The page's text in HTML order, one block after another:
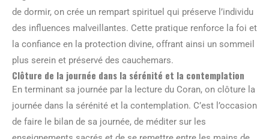
de dormir, on crée un rempart spirituel qui préserve l’individu
des influences malveillantes. Cette pratique renforce la foi et
la confiance en la protection divine, offrant ainsi un sommeil
plus serein et préservé des cauchemars.
Clôture de la journée dans la sérénité et la contemplation
En terminant sa journée par la lecture du Coran, on clôture la
journée dans la sérénité et la contemplation. C’est l’occasion
de faire le bilan de sa journée, de méditer sur les